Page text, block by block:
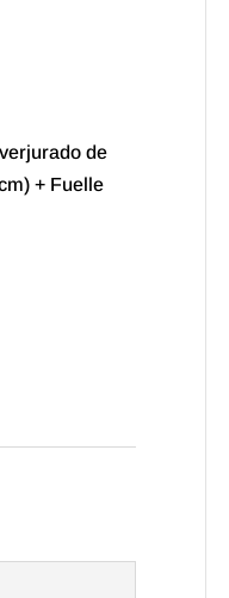
de
+ Fuelle